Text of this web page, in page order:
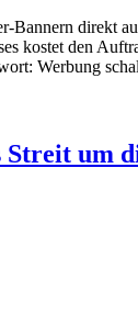
Bannern direkt
kostet den
Werbung
um